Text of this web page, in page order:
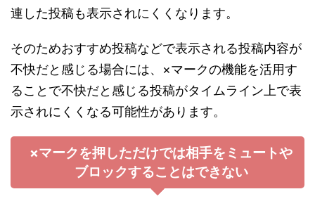
連した投稿も表示されにくくなります。
そのためおすすめ投稿などで表示される投稿内容が
不快だと感じる場合には、×マークの機能を活用す
ることで不快だと感じる投稿がタイムライン上で表
示されにくくなる可能性があります。
×マークを押しただけでは相手をミュートや
ブロックすることはできない